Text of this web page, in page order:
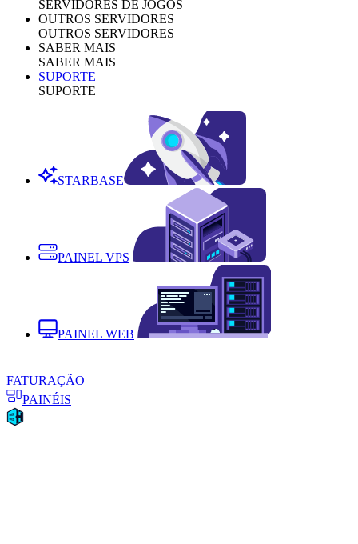
SERVIDORES DE JOGOS
OUTROS SERVIDORES
OUTROS SERVIDORES
SABER MAIS
SABER MAIS
SUPORTE
SUPORTE
STARBASE
PAINEL VPS
PAINEL WEB
FATURAÇÃO
PAINÉIS